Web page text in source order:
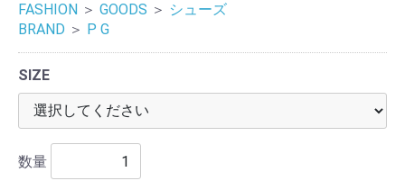
FASHION ＞ GOODS ＞ シューズ
BRAND ＞ P G
SIZE
数量